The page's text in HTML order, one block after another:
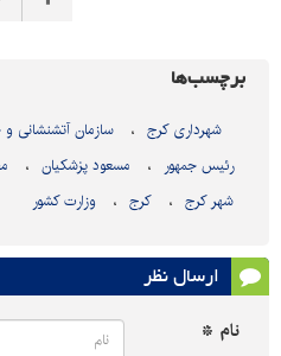
برچسب‌ها
شهرداری کرج
سازمان آتشنشانی
رئیس جمهور
مسعود پزشکیان
شهر کرج
کرج وزارت کشور
ارسال نظر
نام *